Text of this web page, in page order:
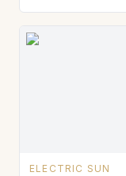
ELECTRIC SUN